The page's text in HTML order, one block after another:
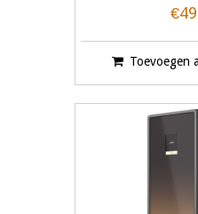
Toevoegen